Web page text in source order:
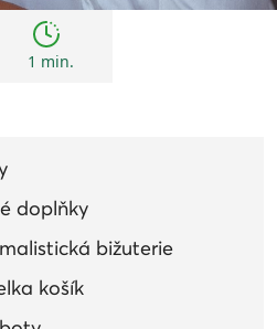
1 min.
doplňky
bižuterie
košík